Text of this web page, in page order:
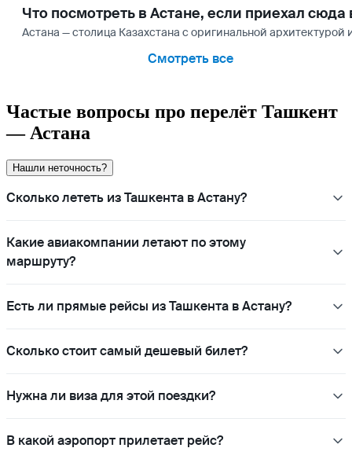
Что посмотреть в Астане, если приехал
Астана — столица Казахстана с оригинальной
Смотреть все
Частые вопросы про перелёт Ташкент
— Астана
Нашли неточность?
Сколько лететь из Ташкента в Астану?
Какие авиакомпании летают по этому
маршруту?
Есть ли прямые рейсы из Ташкента в Астану?
Сколько стоит самый дешевый билет?
Нужна ли виза для этой поездки?
В какой аэропорт прилетает рейс?